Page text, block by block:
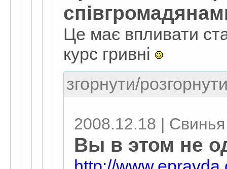
Це має впливати
курс гривні
згорнути/
2008.12.18 |
Вы в этом не